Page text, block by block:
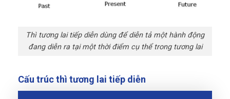
Thì tương lai tiếp diễn dùng để diễn tả một hành động
đang diễn ra tại một thời điểm cụ thể trong tương lai
Cấu trúc thì tương lai tiếp diễn